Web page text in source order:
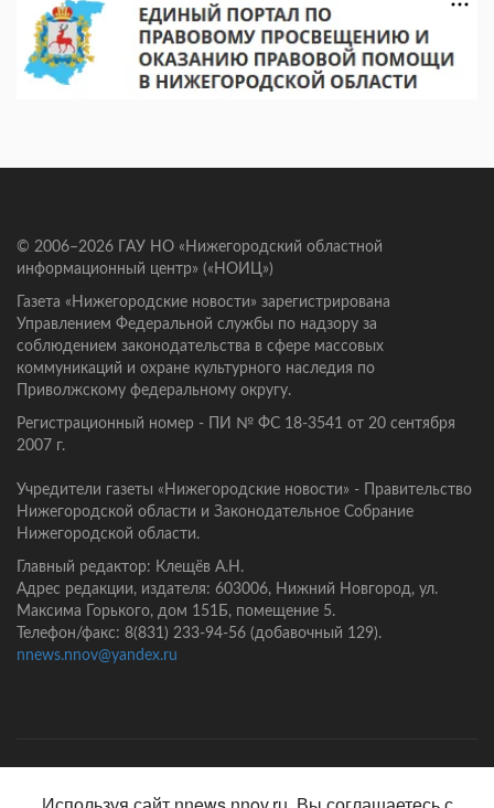
© 2006–2026 ГАУ НО «Нижегородский областной
информационный центр» («НОИЦ»)
Газета «Нижегородские новости» зарегистрирована
Управлением Федеральной службы по надзору за
соблюдением законодательства в сфере массовых
коммуникаций и охране культурного наследия по
Приволжскому федеральному округу.
Регистрационный номер - ПИ № ФС 18-3541 от 20 сентября
2007 г.
Учредители газеты «Нижегородские новости» - Правительство
Нижегородской области и Законодательное Собрание
Нижегородской области.
Главный редактор: Клещёв А.Н.
Адрес редакции, издателя: 603006, Нижний Новгород, ул.
Максима Горького, дом 151Б, помещение 5.
Телефон/факс: 8(831) 233-94-56 (добавочный 129).
nnews.nnov@yandex.ru